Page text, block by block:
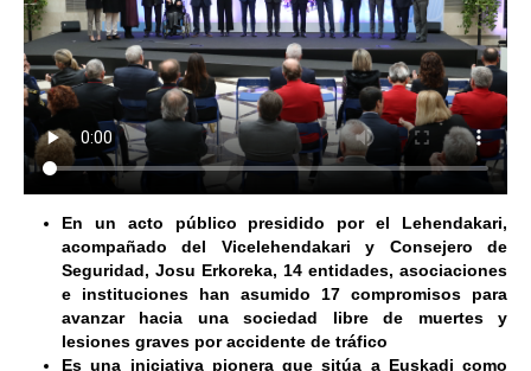
En un acto público presidido por el Lehendakari,
acompañado del Vicelehendakari y Consejero de
Seguridad, Josu Erkoreka, 14 entidades, asociaciones
e instituciones han asumido 17 compromisos para
avanzar hacia una sociedad libre de muertes y
lesiones graves por accidente de tráfico
Es una iniciativa pionera que sitúa a Euskadi como